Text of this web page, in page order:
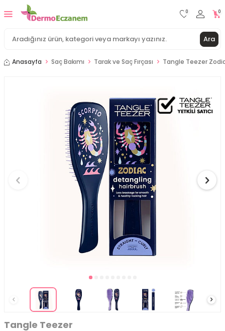
Ara
0 0
Anasayfa Saç Bakımı Tarak ve Saç Fırçası Tangle Teezer
Tangle Teezer